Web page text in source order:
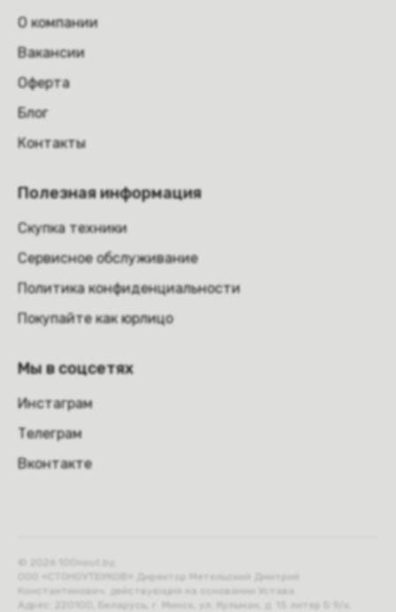
О компании
Вакансии
Оферта
Блог
Контакты
Полезная информация
Скупка техники
Сервисное обслуживание
Политика конфиденциальности
Покупайте как юрлицо
Мы в соцсетях
Инстаграм
Телеграм
Вконтакте
© 2026 100nout.by,
ООО «СТОНОУТБУКОВ» Директор Метельский Дмитрий
Константинович, действующий на основании Устава.
Адрес: 220100, Беларусь, г. Минск, ул. Кульман, д. 15 литер Б 9/к.